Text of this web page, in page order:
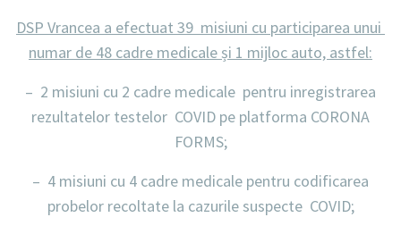
DSP Vrancea a efectuat 39 misiuni cu participarea unui
numar de 48 cadre medicale și 1 mijloc auto, astfel:
– 2 misiuni cu 2 cadre medicale pentru inregistrarea
rezultatelor testelor COVID pe platforma CORONA
FORMS;
– 4 misiuni cu 4 cadre medicale pentru codificarea
probelor recoltate la cazurile suspecte COVID;